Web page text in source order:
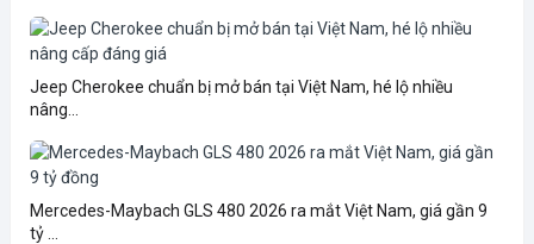
Jeep Cherokee chuẩn bị mở bán tại Việt Nam, hé lộ nhiều
nâng...
Mercedes-Maybach GLS 480 2026 ra mắt Việt Nam, giá gần 9
tỷ ...